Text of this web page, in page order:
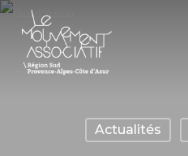
Skip
main
Actualités
Panneau de gestion des cookies